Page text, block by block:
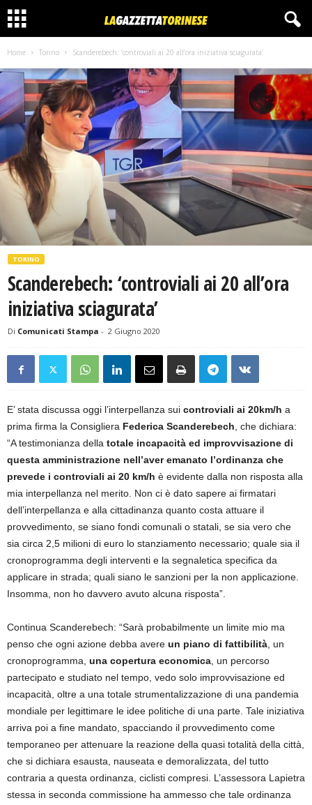
Home Torino Scanderebech: ‘controviali ai 20 all’ora iniziativa sciagurata’
TORINO
Scanderebech: ‘controviali ai 20 all’ora
iniziativa sciagurata’
Di Comunicati Stampa - 2 Giugno 2020
E’ stata discussa oggi l’interpellanza sui controviali ai 20km/h a
prima firma la Consigliera Federica Scanderebech, che dichiara:
“A testimonianza della totale incapacità ed improvvisazione di
questa amministrazione nell’aver emanato l’ordinanza che
prevede i controviali ai 20 km/h è evidente dalla non risposta alla
mia interpellanza nel merito. Non ci è dato sapere ai firmatari
dell’interpellanza e alla cittadinanza quanto costa attuare il
provvedimento, se siano fondi comunali o statali, se sia vero che
sia circa 2,5 milioni di euro lo stanziamento necessario; quale sia il
cronoprogramma degli interventi e la segnaletica specifica da
applicare in strada; quali siano le sanzioni per la non applicazione.
Insomma, non ho davvero avuto alcuna risposta”.
Continua Scanderebech: “Sarà probabilmente un limite mio ma
penso che ogni azione debba avere un piano di fattibilità, un
cronoprogramma, una copertura economica, un percorso
partecipato e studiato nel tempo, vedo solo improvvisazione ed
incapacità, oltre a una totale strumentalizzazione di una pandemia
mondiale per legittimare le idee politiche di una parte. Tale iniziativa
arriva poi a fine mandato, spacciando il provvedimento come
temporaneo per attenuare la reazione della quasi totalità della città,
che si dichiara esausta, nauseata e demoralizzata, del tutto
contraria a questa ordinanza, ciclisti compresi. L’assessora Lapietra
stessa in seconda commissione ha ammesso che tale ordinanza